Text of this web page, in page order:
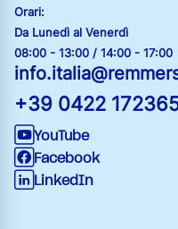
Orari:
Da Lunedì al Venerdì
08:00 - 13:00 / 14:00 - 17:00
+39 0422
YouTube
Facebook
LinkedIn